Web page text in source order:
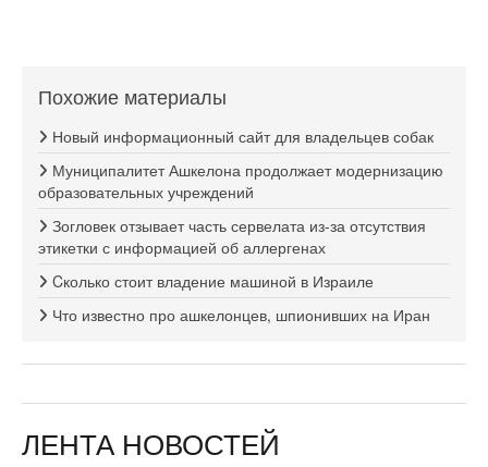
Похожие материалы
Новый информационный сайт для владельцев собак
Муниципалитет Ашкелона продолжает модернизацию
образовательных учреждений
Зогловек отзывает часть сервелата из-за отсутствия
этикетки с информацией об аллергенах
Cколько стоит владение машиной в Израиле
Что известно про ашкелонцев, шпионивших на Иран
ЛЕНТА НОВОСТЕЙ